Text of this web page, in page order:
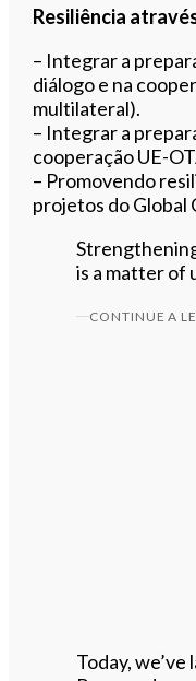
Resiliência
– Integrar a
diálogo e na
multilateral).
– Integrar a
cooperação UE-
– Promovendo
projetos do Global
is a matter of
CONTINUE A
Today,